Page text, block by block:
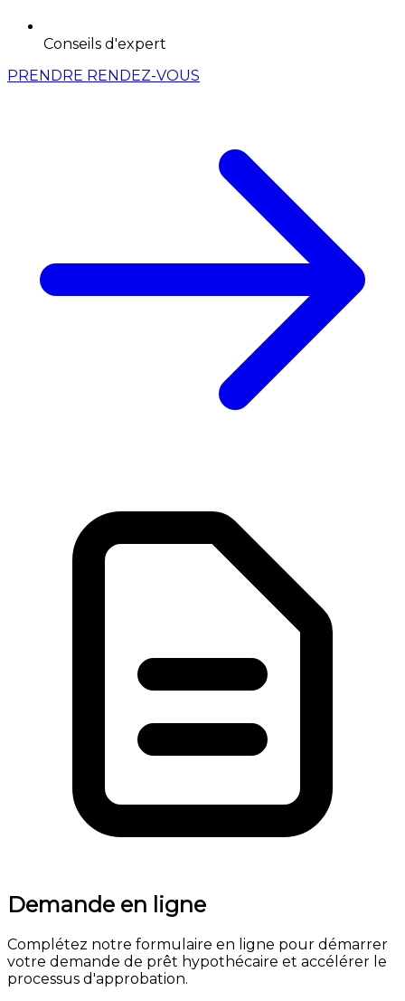
Conseils d'expert
PRENDRE RENDEZ-VOUS
Demande en ligne
Complétez notre formulaire en ligne pour démarrer
votre demande de prêt hypothécaire et accélérer le
processus d'approbation.